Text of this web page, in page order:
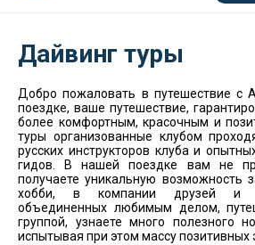
Дайвинг туры
Добро пожаловать в путешествие с
поездке, ваше путешествие,
более комфортным, красочным и
туры организованные клубом
русских инструкторов клуба и
гидов. В нашей поездке вам не
получаете уникальную возможность
хобби, в компании друзей и
объединенных любимым делом,
группой, узнаете много полезного
испытывая при этом массу позитивных